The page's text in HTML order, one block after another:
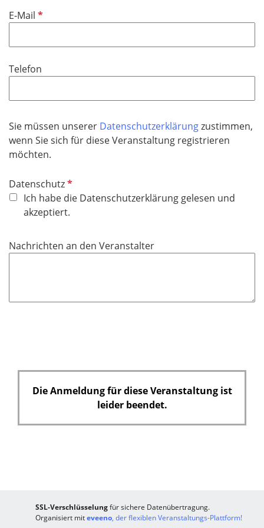
e
d
E-Mail P
c
t
e
l
d
Telefon
Sie müssen unserer Datenschutzerklärungzustimmen,
wenn Sie sich für diese Veranstaltung registrieren
möchten.
DatenschutzP
f
l
h
Ich habe die Datenschutzerklärung gelesen und
akzeptiert.
Nachrichten an den Veranstalter
Die Anmeldung für diese Veranstaltung ist
leider beendet.
SSL-Verschlüsselungfür sichere Datenübertragung.
Organisiert miteveeno, der flexiblen Veranstaltungs-Plattform!